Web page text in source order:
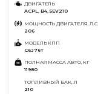
ДВИГАТЕЛЬ
ACPL, B4, 5EV210
МОЩНОСТЬ ДВИГАТЕЛЯ, Л.С.
206
МОДЕЛЬ КПП
C6J76T
ПОЛНАЯ МАССА АВТО, КГ
11980
ТОПЛИВНЫЙ БАК, Л
210